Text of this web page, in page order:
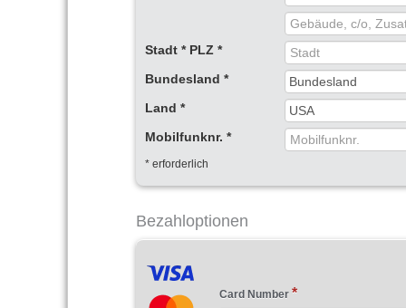
Stadt * PLZ *
Bundesland *
Land *
Mobilfunknr. *
* erforderlich
Bezahloptionen
Card Number